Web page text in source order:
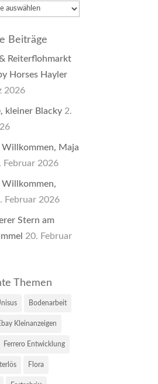
Beiträge
Reiterflohmarkt
Horses Hayler
2026
kleiner Blacky 2.
Willkommen, Maja
Februar 2026
Willkommen,
Februar 2026
Stern am
20. Februar
Themen
Bodenarbeit
Kleinanzeigen
Ferrero Entwicklung
Flora